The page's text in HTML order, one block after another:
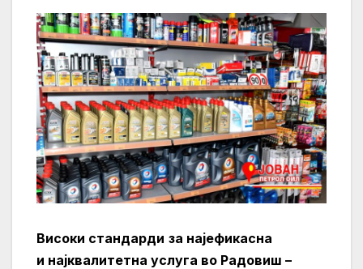
Високи стандарди за најефикасна
и најквалитетна услуга во Радовиш –